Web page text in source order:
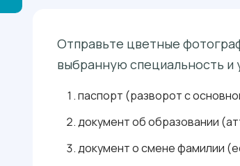
Отправьте цветные
выбранную специальность и
паспорт (разворот с
документ об образовании
документ о смене фамилии